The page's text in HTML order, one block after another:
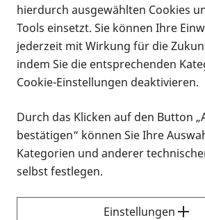
Infomaterial
Infomaterial
Vorlesen
Alle Infomaterialien in
Formaten an einem Ort
Sie möchten wissen, wie Sie nach
suchen und dieses bestellen bzw.
hierdurch ausgewählten Cookies
Tools einsetzt. Sie können Ihre
jederzeit mit Wirkung für die
indem Sie die entsprechenden
Cookie-Einstellungen deaktivieren.
Durch das Klicken auf den Button
bestätigen“ können Sie Ihre
Kategorien und anderer
selbst festlegen.
Einstellungen